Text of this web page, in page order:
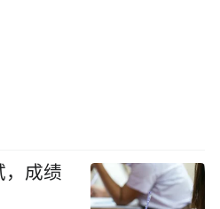
，成绩